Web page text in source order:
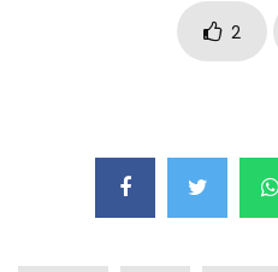
2